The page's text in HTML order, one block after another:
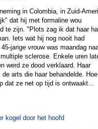
in Colombia, in Zuid-
dat hij met formaline wou
te zijn. "Plots zag ik dat haar
Iets wat hij nog nooit had
jarige vrouw was maandag
sclerose. Enkele uren
werd ze dood verklaard. Haar
arts die haar behandelde. Hoe
dat ze net op tijd is ontwaakt...
kogel door het hoofd